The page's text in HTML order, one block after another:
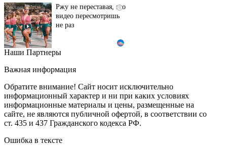
i
Ржу не переставая, это
видео пересмотришь
не раз
Ролик длится пару
шоке от увиденного
i
Ролик из Омска: вы
будете смеяться долго
Наши Партнеры
Важная информация
Обратите внимание! Сайт носит исключительно
информационный характер и ни при каких условиях
информационные материалы и цены, размещенные на
сайте, не являются публичной офертой, в соответствии со
ст. 435 и 437 Гражданского кодекса РФ.
Ошибка в тексте